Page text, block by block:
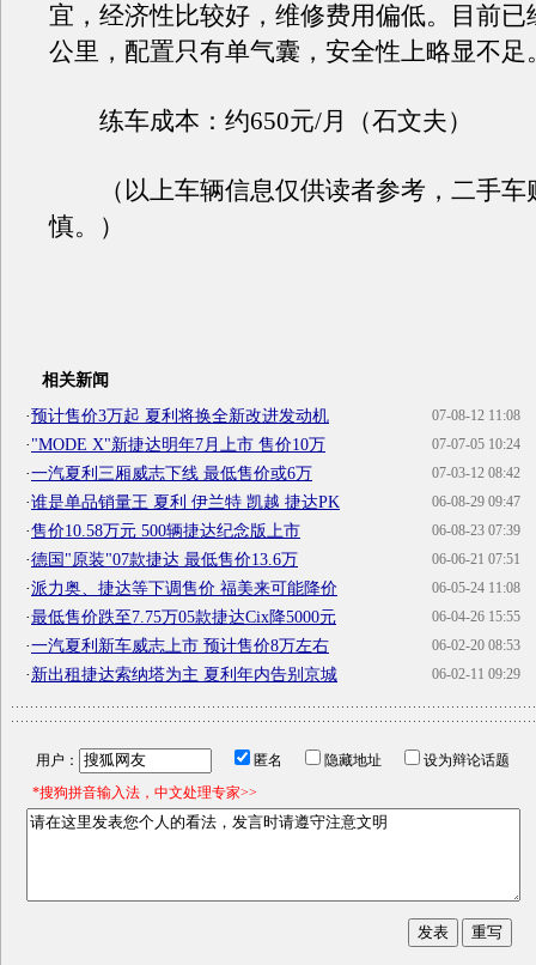
宜，经济性比较好，维修费用偏低。目前已
公里，配置只有单气囊，安全性上略显不足
练车成本：约650元/月（石文夫）
（以上车辆信息仅供读者参考，二手车
慎。）
相关新闻
07-08-12 11:08
·预计售价3万起 夏利将换全新改进发动机
07-07-05 10:24
·"MODE X"新捷达明年7月上市 售价10万
07-03-12 08:42
·一汽夏利三厢威志下线 最低售价或6万
06-08-29 09:47
·谁是单品销量王 夏利 伊兰特 凯越 捷达PK
06-08-23 07:39
·售价10.58万元 500辆捷达纪念版上市
06-06-21 07:51
·德国"原装"07款捷达 最低售价13.6万
06-05-24 11:08
·派力奥、捷达等下调售价 福美来可能降价
06-04-26 15:55
·最低售价跌至7.75万05款捷达Cix降5000元
06-02-20 08:53
·一汽夏利新车威志上市 预计售价8万左右
06-02-11 09:29
·新出租捷达索纳塔为主 夏利年内告别京城
用户： 匿名 隐藏地址
设为辩论话题
*搜狗拼音输入法，中文处理专家>>